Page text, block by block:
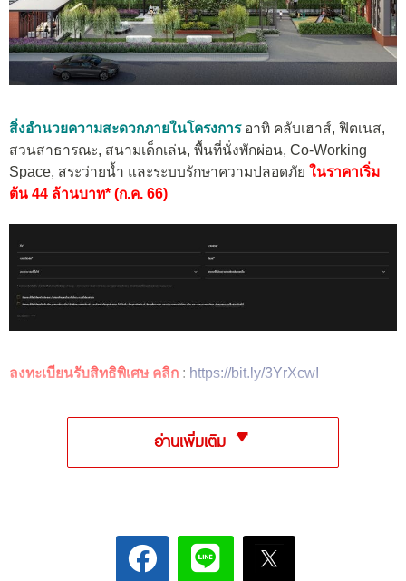
สิ่งอำนวยความสะดวกภายในโครงการ อาทิ คลับเฮาส์, ฟิตเนส,
สวนสาธารณะ, สนามเด็กเล่น, พื้นที่นั่งพักผ่อน, Co-Working
Space, สระว่ายน้ำ และระบบรักษาความปลอดภัย ในราคาเริ่ม
ต้น 44 ล้านบาท* (ก.ค. 66)
ลงทะเบียนรับสิทธิพิเศษ คลิก : https://bit.ly/3YrXcwI
อ่านเพิ่มเติม